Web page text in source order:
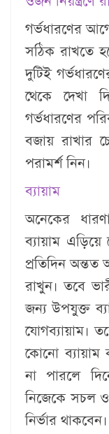
গর্ভধারণের
সঠিক রাখতে
দুটিই
থেকে দেখা
গর্ভধারণের
বজায় রাখার
পরামর্শ নিন।
ব্যায়াম
অনেকের
ব্যায়াম
প্রতিদিন অন্তত
রাখুন। তবে
জন্য উপযুক্ত
যোগব্যায়াম।
কোনো
না পারলে
নিজেকে সচল
নির্ভার থাকবেন।